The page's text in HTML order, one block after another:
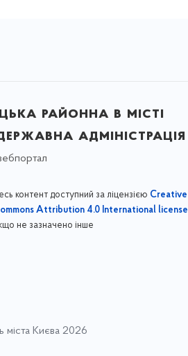
районна в місті
адміністрація
контент доступний за ліцензією Creative
Attribution 4.0 International license
не зазначено інше
міста Києва 2026